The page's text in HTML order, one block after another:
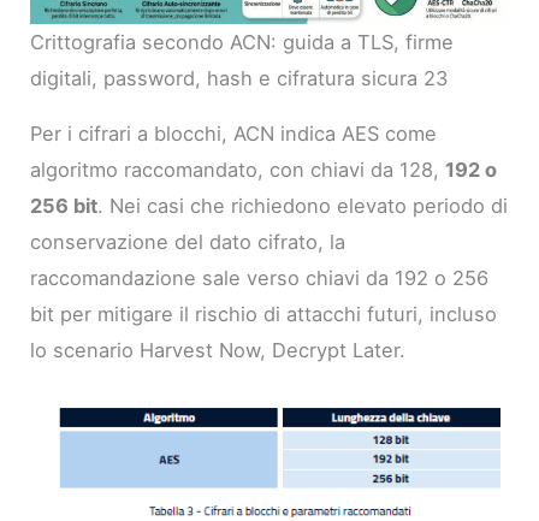
Crittografia secondo ACN: guida a TLS, firme
digitali, password, hash e cifratura sicura 23
Per i cifrari a blocchi, ACN indica AES come
algoritmo raccomandato, con chiavi da 128, 192 o
256 bit. Nei casi che richiedono elevato periodo di
conservazione del dato cifrato, la
raccomandazione sale verso chiavi da 192 o 256
bit per mitigare il rischio di attacchi futuri, incluso
lo scenario Harvest Now, Decrypt Later.